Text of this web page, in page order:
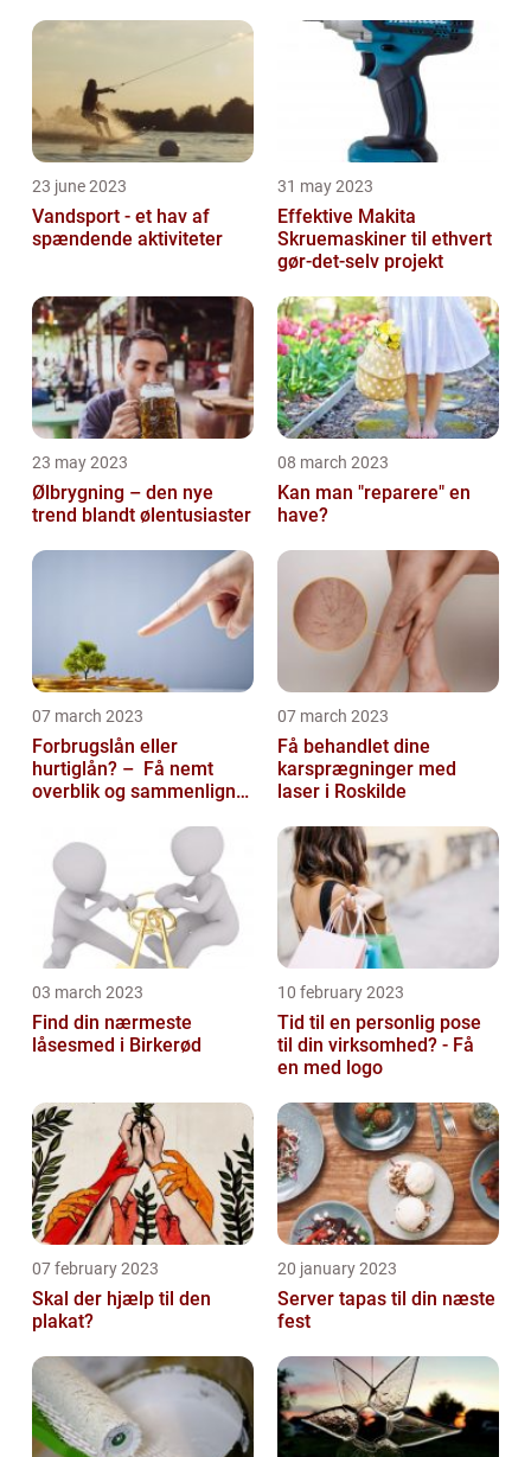
23 june 2023
Vandsport - et hav af
spændende aktiviteter
31 may 2023
Effektive Makita
Skruemaskiner til ethvert
gør-det-selv projekt
23 may 2023
Ølbrygning – den nye
trend blandt ølentusiaster
08 march 2023
Kan man "reparere" en
have?
07 march 2023
Forbrugslån eller
hurtiglån? – Få nemt
overblik og sammenlign
07 march 2023
Få behandlet dine
karsprægninger med
laser i Roskilde
03 march 2023
Find din nærmeste
låsesmed i Birkerød
10 february 2023
Tid til en personlig pose
til din virksomhed? - Få
en med logo
07 february 2023
Skal der hjælp til den
plakat?
20 january 2023
Server tapas til din næste
fest